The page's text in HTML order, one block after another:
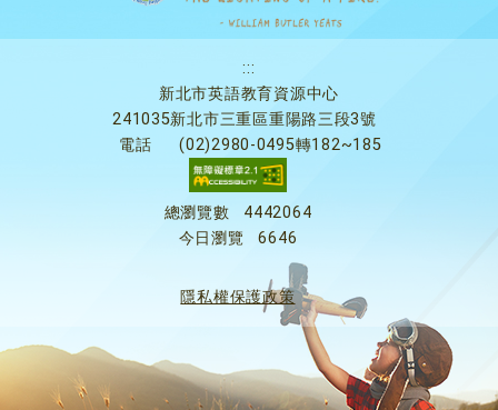
:::
新北市英語教育資源中心
241035新北市三重區重陽路三段3號
電話
(02)2980-0495轉182~185
總瀏覽數
4442064
今日瀏覽
6646
隱私權保護政策